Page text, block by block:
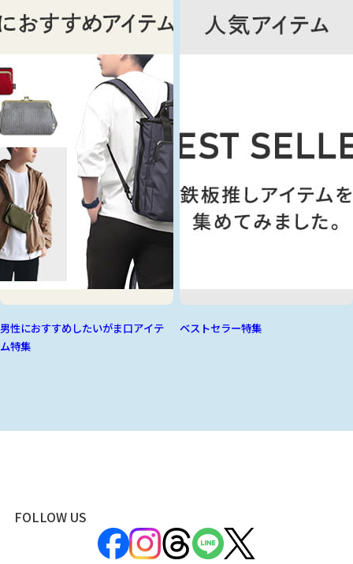
男性におすすめしたいがま口アイテ
ム特集
ベストセラー特集
FOLLOW US